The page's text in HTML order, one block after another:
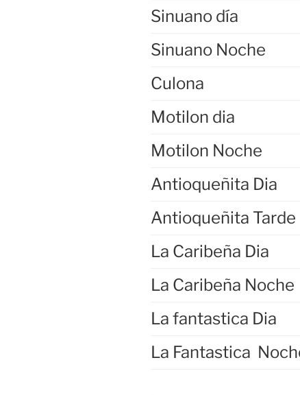
Sinuano día
Sinuano Noche
Culona
Motilon dia
Motilon Noche
Antioqueñita Dia
Antioqueñita Tarde
La Caribeña Dia
La Caribeña Noche
La fantastica Dia
La Fantastica